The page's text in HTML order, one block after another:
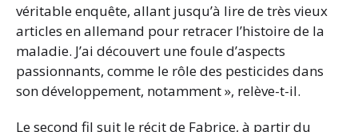
véritable enquête, allant jusqu’à lire de très vieux
articles en allemand pour retracer l’histoire de la
maladie. J’ai découvert une foule d’aspects
passionnants, comme le rôle des pesticides dans
son développement, notamment », relève-t-il.
Le second fil suit le récit de Fabrice, à partir du